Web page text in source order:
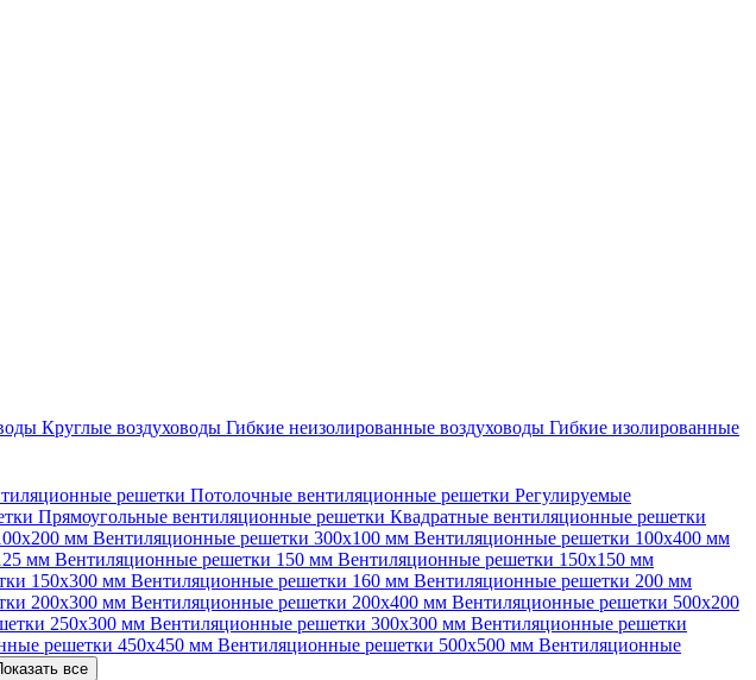
Круглые воздуховоды Гибкие неизолированные воздуховоды Гибкие изолированные
решетки Потолочные вентиляционные решетки Регулируемые
Прямоугольные вентиляционные решетки Квадратные вентиляционные решетки
мм Вентиляционные решетки 300х100 мм Вентиляционные решетки 100х400 мм
мм Вентиляционные решетки 150 мм Вентиляционные решетки 150х150 мм
150х300 мм Вентиляционные решетки 160 мм Вентиляционные решетки 200 мм
200х300 мм Вентиляционные решетки 200х400 мм Вентиляционные решетки 500х200
250х300 мм Вентиляционные решетки 300х300 мм Вентиляционные решетки
решетки 450х450 мм Вентиляционные решетки 500х500 мм Вентиляционные
все